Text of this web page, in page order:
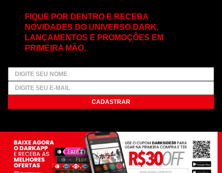
FIQUE POR DENTRO E RECEBA
NOVIDADES DO UNIVERSO DARK,
LANÇAMENTOS E PROMOÇÕES EM
PRIMEIRA MÃO.
CADASTRAR